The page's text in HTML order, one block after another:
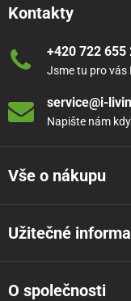
Kontakty
+420 722 655
Jsme tu pro vás
service@i-
Napište nám
Vše o nákupu
Užitečné
O společnosti